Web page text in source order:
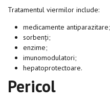
Tratamentul viermilor include:
medicamente antiparazitare;
sorbenți;
enzime;
imunomodulatori;
hepatoprotectoare.
Pericol